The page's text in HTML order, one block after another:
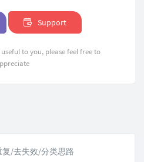
Support
to you, please feel free to
/去失效/分类思路